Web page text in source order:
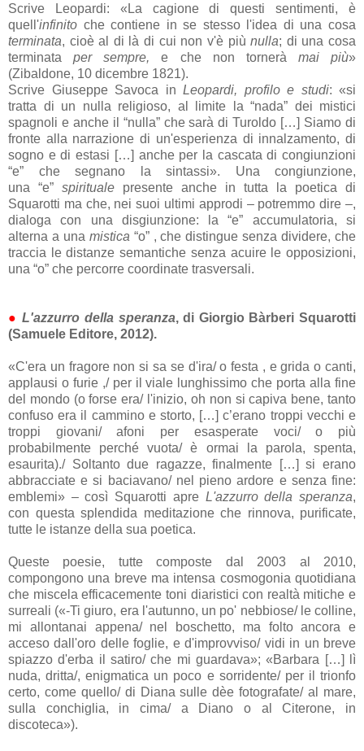
Scrive Leopardi: «La cagione di questi sentimenti, è
quell'infinito che contiene in se stesso l'idea di una cosa
terminata, cioè al di là di cui non v'è piùnulla; di una cosa
terminataper sempre, e che non tornerà mai più»
(Zibaldone, 10 dicembre 1821).
Scrive Giuseppe Savoca in Leopardi, profilo e studi: «si
tratta di un nulla religioso, al limite la “nada” dei mistici
spagnoli e anche il “nulla” che sarà di Turoldo […] Siamo di
fronte alla narrazione di un'esperienza di innalzamento, di
sogno e di estasi […] anche per la cascata di congiunzioni
“e” che segnano la sintassi». Una congiunzione,
una “e” spirituale presente anche in tutta la poetica di
Squarotti ma che, nei suoi ultimi approdi – potremmo dire –,
dialoga con una disgiunzione: la “e” accumulatoria, si
alterna a una mistica “o” , che distingue senza dividere, che
traccia le distanze semantiche senza acuire le opposizioni,
una “o” che percorre coordinate trasversali.
● L'azzurro della speranza, di Giorgio Bàrberi Squarotti
(Samuele Editore, 2012).
«C'era un fragore non si sa se d'ira/ o festa , e grida o canti,
applausi o furie ,/ per il viale lunghissimo che porta alla fine
del mondo (o forse era/ l'inizio, oh non si capiva bene, tanto
confuso era il cammino e storto, […] c’erano troppi vecchi e
troppi giovani/ afoni per esasperate voci/ o più
probabilmente perché vuota/ è ormai la parola, spenta,
esaurita)./ Soltanto due ragazze, finalmente […] si erano
abbracciate e si baciavano/ nel pieno ardore e senza fine:
emblemi» – così Squarotti apre L'azzurro della speranza,
con questa splendida meditazione che rinnova, purificate,
tutte le istanze della sua poetica.
Queste poesie, tutte composte dal 2003 al 2010,
compongono una breve ma intensa cosmogonia quotidiana
che miscela efficacemente toni diaristici con realtà mitiche e
surreali («-Ti giuro, era l'autunno, un po' nebbiose/ le colline,
mi allontanai appena/ nel boschetto, ma folto ancora e
acceso dall'oro delle foglie, e d'improvviso/ vidi in un breve
spiazzo d'erba il satiro/ che mi guardava»; «Barbara […] lì
nuda, dritta/, enigmatica un poco e sorridente/ per il trionfo
certo, come quello/ di Diana sulle dèe fotografate/ al mare,
sulla conchiglia, in cima/ a Diano o al Citerone, in
discoteca»).